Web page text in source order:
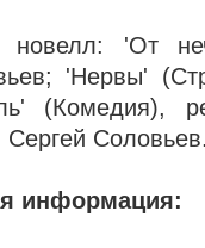
новелл: 'От
'Нервы'
(Комедия),
информация: